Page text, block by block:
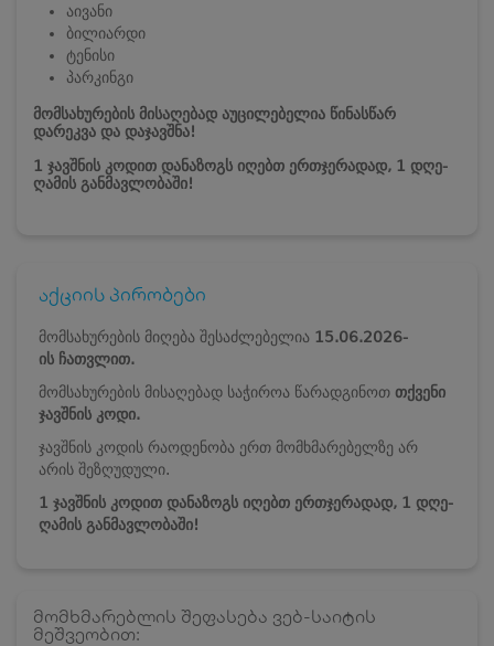
აივანი
ბილიარდი
ტენისი
პარკინგი
მომსახურების მისაღებად აუცილებელია წინასწარ
დარეკვა და დაჯავშნა!
1 ჯავშნის კოდით დანაზოგს იღებთ ერთჯერადად, 1 დღე-
ღამის განმავლობაში!
აქციის პირობები
მომსახურების მიღება შესაძლებელია 15.06.2026-
ის ჩათვლით.
მომსახურების მისაღებად საჭიროა წარადგინოთ თქვენი
ჯავშნის კოდი.
ჯავშნის კოდის რაოდენობა ერთ მომხმარებელზე არ
არის შეზღუდული.
1 ჯავშნის კოდით დანაზოგს იღებთ ერთჯერადად, 1 დღე-
ღამის განმავლობაში!
მომხმარებლის შეფასება ვებ-საიტის
მეშვეობით: